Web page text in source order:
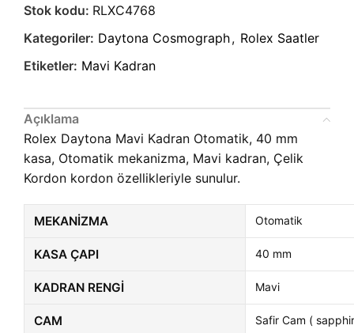
Stok kodu: RLXC4768
Kategoriler: Daytona Cosmograph, Rolex Saatler
Etiketler: Mavi Kadran
Açıklama
Rolex Daytona Mavi Kadran Otomatik, 40 mm
kasa, Otomatik mekanizma, Mavi kadran, Çelik
Kordon kordon özellikleriyle sunulur.
MEKANIZMA Otomatik
KASA ÇAPI 40 mm
KADRAN RENGI Mavi
CAM Safir Cam (